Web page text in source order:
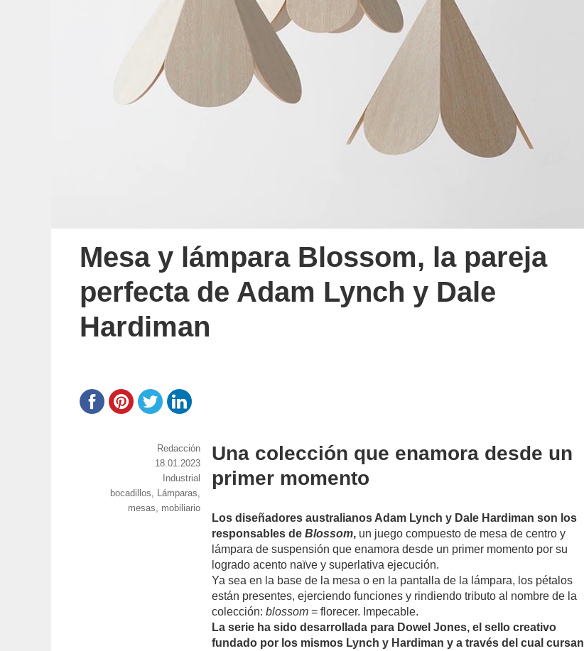
Mesa y lámpara Blossom, la pareja
perfecta de Adam Lynch y Dale
Hardiman
Una colección que enamora desde un
primer momento
Los diseñadores australianos Adam Lynch y Dale Hardiman son los
responsables deBlossom, un juego compuesto de mesa de centro y
lámpara de suspensión que enamora desde un primer momento por su
logrado acento naïve y superlativa ejecución.
Ya sea en la base de la mesa o en la pantalla de la lámpara, los pétalos
están presentes, ejerciendo funciones y rindiendo tributo al nombre de la
colección:blossom = florecer. Impecable.
La serie ha sido desarrollada para Dowel Jones, el sello creativo
fundado por los mismos Lynch y Hardiman y a través del cual cursan
https://www.experimenta.es/author/redaccion/
Redacción
Publicado
18.01.2023
Categorías
Industrial
Etiquetas
bocadillos, Lámparas,
mesas, mobiliario